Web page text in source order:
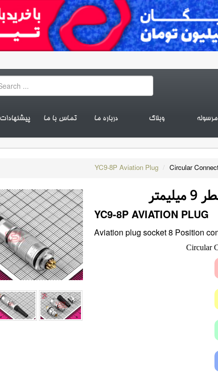
مرسوله وبلاگ درباره ما تماس با ما پیشنهادات
Circular
/
YC9-8P Aviation Plug
YC9-8P AVIATION PLUG
Aviation plug socket 8 Position
Circular